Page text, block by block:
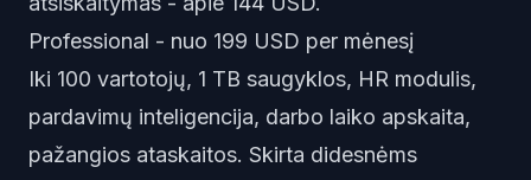
Professional - nuo 199 USD per mėnesį
Iki 100 vartotojų, 1 TB saugyklos, HR modulis,
pardavimų inteligencija, darbo laiko apskaita,
pažangios ataskaitos. Skirta didesnėms